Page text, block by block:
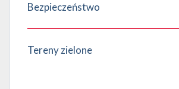
Bezpieczeństwo
Tereny zielone